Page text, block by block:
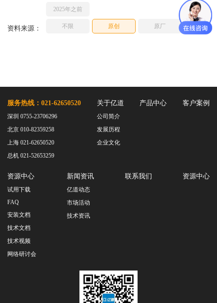
2025年之前
资料来源： 不限 原创 原厂
服务热线：021-62650520
深圳 0755-23706296
北京 010-82359258
上海 021-62650520
总机 021-52653259
关于亿道
公司简介
发展历程
企业文化
产品中心 客户案例
资源中心
试用下载
FAQ
安装文档
技术文档
技术视频
网络研讨会
新闻资讯
亿道动态
市场活动
技术资讯
联系我们 资源中心